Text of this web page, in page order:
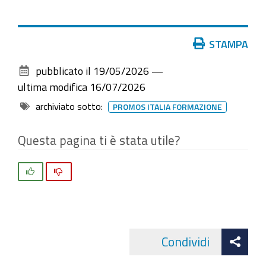
documento
STAMPA
pubblicato il 19/05/2026 —
ultima modifica 16/07/2026
archiviato sotto: PROMOS ITALIA FORMAZIONE
Questa pagina ti è stata utile?
Condividi